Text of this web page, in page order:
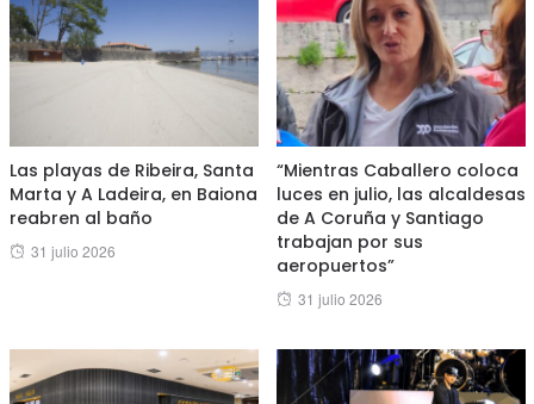
Las playas de Ribeira, Santa
Marta y A Ladeira, en Baiona
reabren al baño
Posted
31 julio 2026
“Mientras Caballero coloca
luces en julio, las alcaldesas
de A Coruña y Santiago
trabajan por sus
aeropuertos”
Posted
31 julio 2026